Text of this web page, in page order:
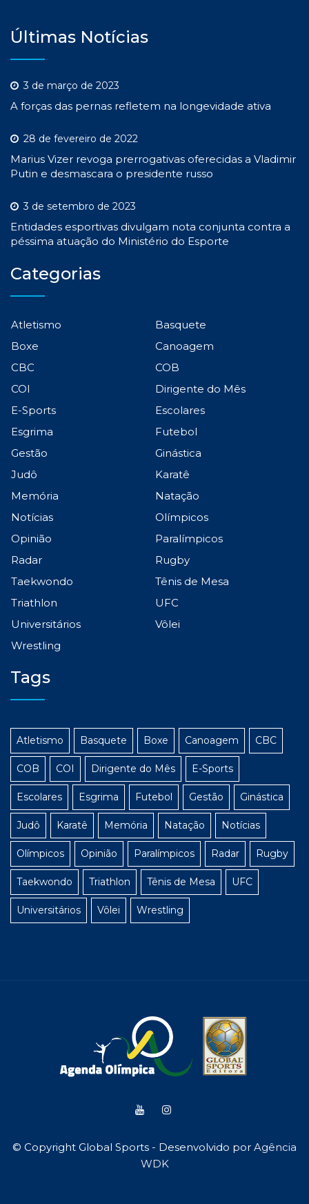
Últimas Notícias
3 de março de 2023
A forças das pernas refletem na longevidade ativa
28 de fevereiro de 2022
Marius Vizer revoga prerrogativas oferecidas a Vladimir
Putin e desmascara o presidente russo
3 de setembro de 2023
Entidades esportivas divulgam nota conjunta contra a
péssima atuação do Ministério do Esporte
Categorias
Atletismo
Basquete
Boxe
Canoagem
CBC
COB
COI
Dirigente do Mês
E-Sports
Escolares
Esgrima
Futebol
Gestão
Ginástica
Judô
Karatê
Memória
Natação
Notícias
Olímpicos
Opinião
Paralímpicos
Radar
Rugby
Taekwondo
Tênis de Mesa
Triathlon
UFC
Universitários
Vôlei
Wrestling
Tags
Atletismo Basquete Boxe Canoagem CBC
COB COI Dirigente do Mês E-Sports
Escolares Esgrima Futebol Gestão Ginástica
Judô Karatê Memória Natação Notícias
Olímpicos Opinião Paralímpicos Radar Rugby
Taekwondo Triathlon Tênis de Mesa UFC
Universitários Vôlei Wrestling
© Copyright Global Sports - Desenvolvido por Agência
WDK